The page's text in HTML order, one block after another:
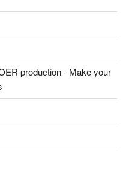
production - Make your